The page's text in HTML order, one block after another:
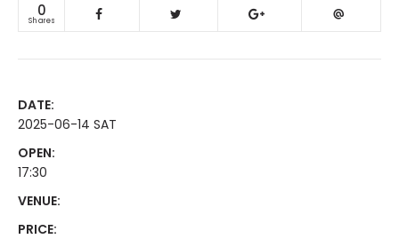
0
Shares
DATE:
2025-06-14 SAT
OPEN:
17:30
VENUE:
PRICE: